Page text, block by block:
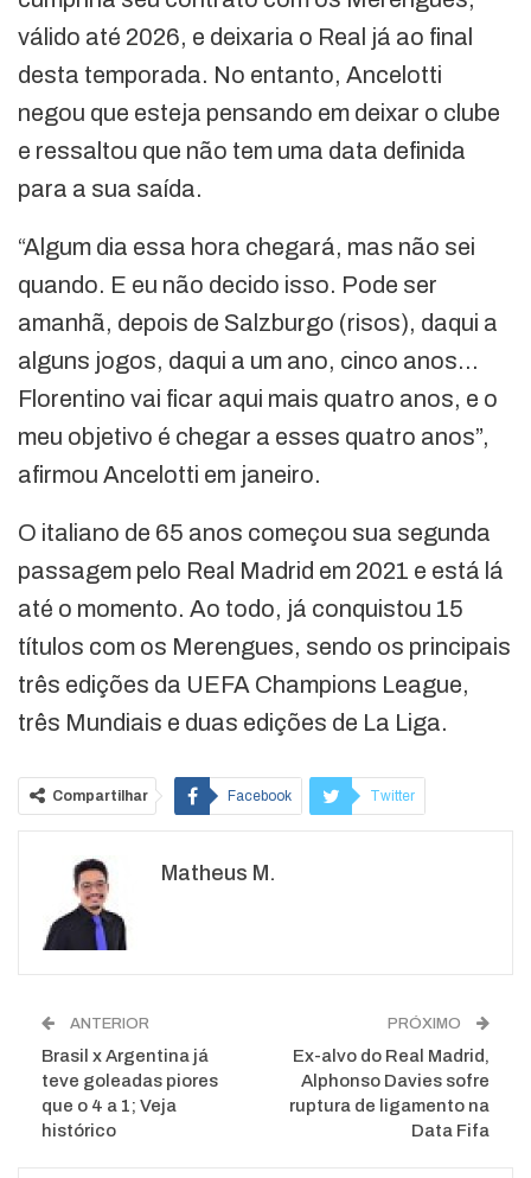
válido até 2026, e deixaria o Real já ao final
desta temporada. No entanto, Ancelotti
negou que esteja pensando em deixar o clube
e ressaltou que não tem uma data definida
para a sua saída.
“Algum dia essa hora chegará, mas não sei
quando. E eu não decido isso. Pode ser
amanhã, depois de Salzburgo (risos), daqui a
alguns jogos, daqui a um ano, cinco anos…
Florentino vai ficar aqui mais quatro anos, e o
meu objetivo é chegar a esses quatro anos”,
afirmou Ancelotti em janeiro.
O italiano de 65 anos começou sua segunda
passagem pelo Real Madrid em 2021 e está lá
até o momento. Ao todo, já conquistou 15
títulos com os Merengues, sendo os principais
três edições da UEFA Champions League,
três Mundiais e duas edições de La Liga.
Compartilhar Facebook Twitter
WhatsApp
Matheus M.
ANTERIOR
Brasil x Argentina já
teve goleadas piores
que o 4 a 1; Veja
histórico
PRÓXIMO
Ex-alvo do Real Madrid,
Alphonso Davies sofre
ruptura de ligamento na
Data Fifa